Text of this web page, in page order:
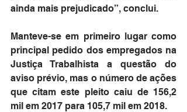
ainda mais prejudicado”, conclui.
Manteve-se em primeiro lugar como
principal pedido dos empregados na
Justiça Trabalhista a questão do
aviso prévio, mas o número de ações
que citam este pleito caiu de 156,2
mil em 2017 para 105,7 mil em 2018.